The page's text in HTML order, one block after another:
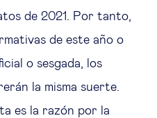
de 2021. Por tanto,
de este año o
o sesgada, los
la misma suerte.
es la razón por la